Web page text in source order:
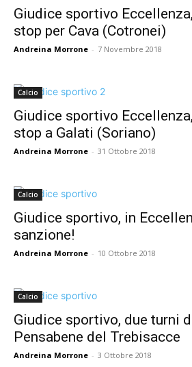
Giudice sportivo
stop per Cava (Cotronei)
Andreina Morrone - 7 Novembre 2018
Calcio
Giudice sportivo
stop a Galati (Soriano)
Andreina Morrone - 31 Ottobre 2018
Calcio
Giudice sportivo, in
sanzione!
Andreina Morrone - 10 Ottobre 2018
Calcio
Giudice sportivo, due turni
Pensabene del Trebisacce
Andreina Morrone - 3 Ottobre 2018